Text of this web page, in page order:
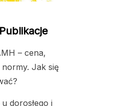
– cena,
Jak się
dorosłego i